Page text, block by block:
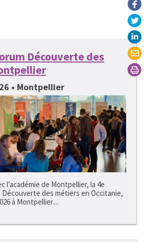
Découverte des
• Montpellier
l’académie de Montpellier, la 4e
des métiers en Occitanie,
à Montpellier....